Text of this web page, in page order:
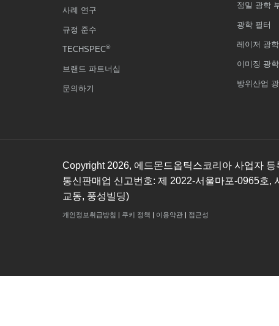
사례 연구
규정 준수
TECHSPEC®
브랜드 파트너십
문의하기
정밀 광학
광학 필터
레이저 광학
이미징 광학
방위산업
Copyright 2026, 에드몬드옵틱스코리아 사업자 등
통신판매업 신고번호: 제 2022-서울마포-0965호,
교동, 풍성빌딩)
개인정보취급방침 | 쿠키 정책 | 이용약관 | 접근성